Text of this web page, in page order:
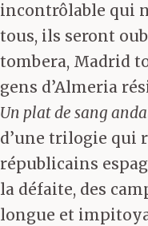
incontrôlable qui
tous, ils seront
tombera, Madrid
gens d’Almeria
Un plat de sang
d’une trilogie qui
républicains
la défaite, des
longue et